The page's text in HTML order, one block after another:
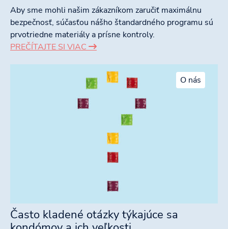
Aby sme mohli našim zákazníkom zaručiť maximálnu
bezpečnosť, súčasťou nášho štandardného programu sú
prvotriedne materiály a prísne kontroly.
PREČÍTAJTE SI VIAC
O nás
Často kladené otázky týkajúce sa